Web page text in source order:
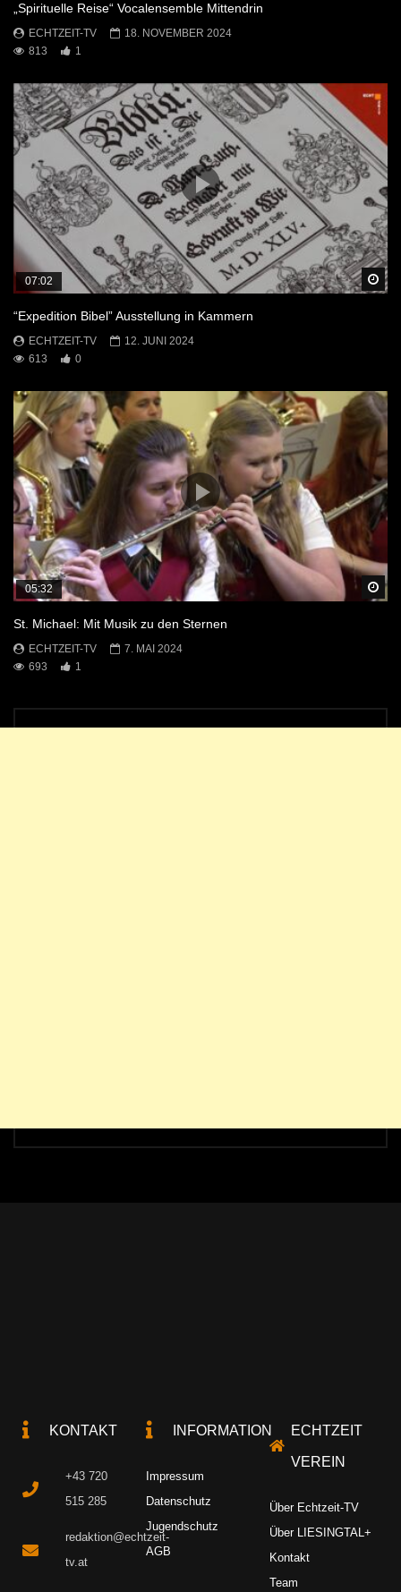
„Spirituelle Reise“ Vocalensemble Mittendrin
ECHTZEIT-TV
18. NOVEMBER 2024
813
1
07:02
“Expedition Bibel” Ausstellung in Kammern
ECHTZEIT-TV
12. JUNI 2024
613
0
05:32
St. Michael: Mit Musik zu den Sternen
ECHTZEIT-TV
7. MAI 2024
693
1
KONTAKT
+43 720
515 285
redaktion@echtzeit-
tv.at
INFORMATION
Impressum
Datenschutz
Jugendschutz
AGB
ECHTZEIT
VEREIN
Über Echtzeit-TV
Über LIESINGTAL+
Kontakt
Team